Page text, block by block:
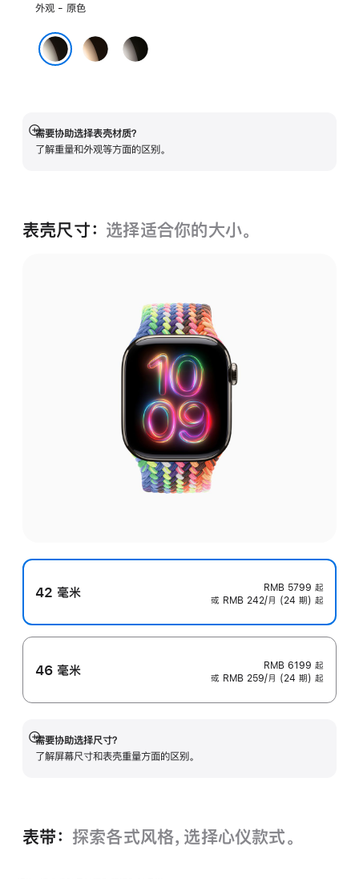
外观 - 原色
金
色
石
板
需要协助选择表壳材质？
了解重量和外观等方面的区别。
展
开
表壳尺寸： 选择适合你的大小。
42 毫米 RMB 5799 起
或 RMB 242/月 (24 期) 起
46 毫米 RMB 6199 起
或 RMB 259/月 (24 期) 起
需要协助选择尺寸？
了解屏幕尺寸和表壳重量方面的区别。
展
开
表带： 探索各式风格，选择心仪款式。